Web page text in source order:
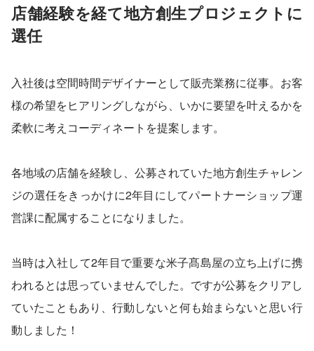
店舗経験を経て地方創生プロジェクトに
選任
入社後は空間時間デザイナーとして販売業務に従事。お客
様の希望をヒアリングしながら、いかに要望を叶えるかを
柔軟に考えコーディネートを提案します。
各地域の店舗を経験し、公募されていた地方創生チャレン
ジの選任をきっかけに2年目にしてパートナーショップ運
営課に配属することになりました。
当時は入社して2年目で重要な米子髙島屋の立ち上げに携
われるとは思っていませんでした。ですが公募をクリアし
ていたこともあり、行動しないと何も始まらないと思い行
動しました！